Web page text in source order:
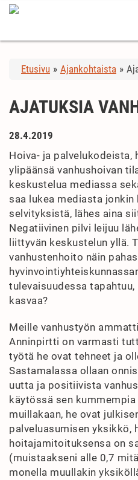
Etusivu » Ajankohtaista »
AJATUKSIA
28.4.2019
Hoiva- ja
ylipäänsä vanhushoivan
keskustelua mediassa
saa lukea mediasta
selvityksistä, lähes aina
Negatiivinen pilvi leijuu
liittyvän keskustelun yllä.
vanhustenhoito näin
tulevaisuudessa tapahtuu,
kasvaa?
Meille vanhustyön
Anninpirtti on varmasti
työtä he ovat tehneet ja
Sastamalassa ollaan
uutta ja positiivista
käytössä sen
muillakaan, he ovat
palveluasumisen yksikkö,
hoitajamitoituksensa on
(muistaakseni alle 0,7
monella muullakin